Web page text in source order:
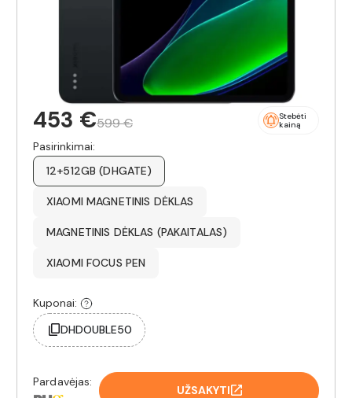
453 €599 €
Stebėti
kainą
Pasirinkimai:
12+512GB (DHGATE)
XIAOMI MAGNETINIS DĖKLAS
MAGNETINIS DĖKLAS (PAKAITALAS)
XIAOMI FOCUS PEN
Kuponai:
DHDOUBLE50
Pardavėjas:
UŽSAKYTI